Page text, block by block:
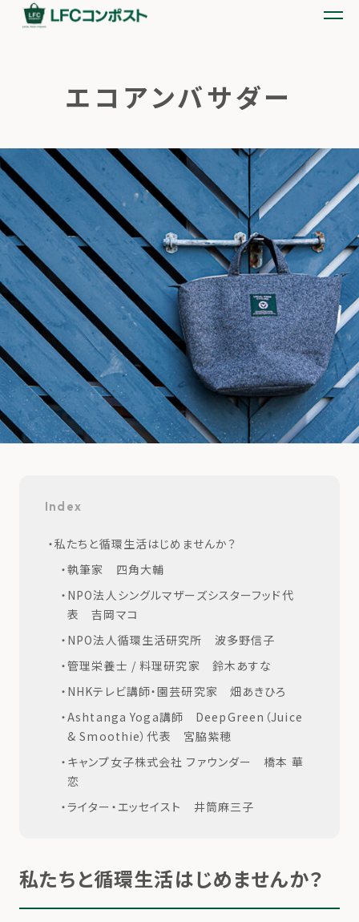
エコアンバサダー
Index
私たちと循環生活はじめませんか？
執筆家 四角大輔
NPO法人シングルマザーズシスターフッド代
表 吉岡マコ
NPO法人循環生活研究所 波多野信子
管理栄養士 / 料理研究家 鈴木あすな
NHKテレビ講師・園芸研究家 畑あきひろ
Ashtanga Yoga講師 DeepGreen（Juice
& Smoothie）代表 宮脇紫穂
キャンプ女子株式会社 ファウンダー 橋本 華
恋
ライター・エッセイスト 井筒麻三子
私たちと循環生活はじめませんか？